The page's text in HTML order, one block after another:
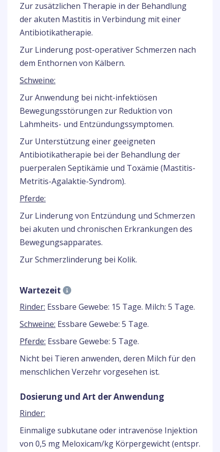
Zur zusätzlichen Therapie in der Behandlung
der akuten Mastitis in Verbindung mit einer
Antibiotikatherapie.
Zur Linderung post-operativer Schmerzen nach
dem Enthornen von Kälbern.
Schweine:
Zur Anwendung bei nicht-infektiösen
Bewegungsstörungen zur Reduktion von
Lahmheits- und Entzündungssymptomen.
Zur Unterstützung einer geeigneten
Antibiotikatherapie bei der Behandlung der
puerperalen Septikämie und Toxämie (Mastitis-
Metritis-Agalaktie-Syndrom).
Pferde:
Zur Linderung von Entzündung und Schmerzen
bei akuten und chronischen Erkrankungen des
Bewegungsapparates.
Zur Schmerzlinderung bei Kolik.
Wartezeit
Rinder: Essbare Gewebe: 15 Tage. Milch: 5 Tage.
Schweine: Essbare Gewebe: 5 Tage.
Pferde: Essbare Gewebe: 5 Tage.
Nicht bei Tieren anwenden, deren Milch für den
menschlichen Verzehr vorgesehen ist.
Dosierung und Art der Anwendung
Rinder:
Einmalige subkutane oder intravenöse Injektion
von 0,5 mg Meloxicam/kg Körpergewicht (entspr.